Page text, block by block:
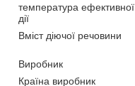
температура ефективної
дії
Вміст діючої речовини
Виробник
Країна виробник